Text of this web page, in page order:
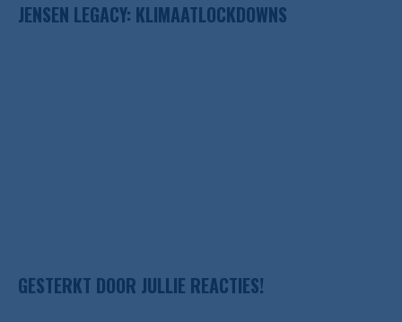
JENSEN LEGACY: KLIMAATLOCKDOWNS
GESTERKT DOOR JULLIE REACTIES!